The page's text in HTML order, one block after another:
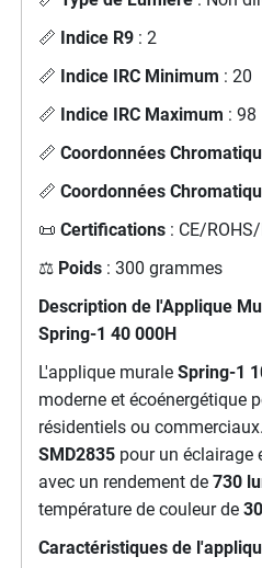
📏 Indice R9: 2
📏 Indice IRC Minimum : 20
📏 Indice IRC Maximum : 98
📏 Coordonnées
📏 Coordonnées
📜 Certifications: CE/
⚖️ Poids: 300 grammes
Description de l'Applique
Spring-1 40 000H
L'applique murale Spring-1
moderne et écoénergétique
résidentiels ou
SMD2835pour un éclairage
avec un rendement de 730
température de couleur de
Caractéristiques de